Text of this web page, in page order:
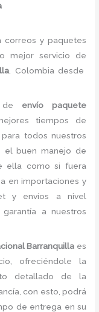
correos y paquetes
mejor servicio de
, Colombia desde
de envío paquete
tiempos de
todos nuestros
el buen manejo de
ella como si fuera
en importaciones y
y envíos a nivel
a nuestros
Barranquilla es
ofreciéndole la
detallado de la
con esto, podrá
de entrega en su